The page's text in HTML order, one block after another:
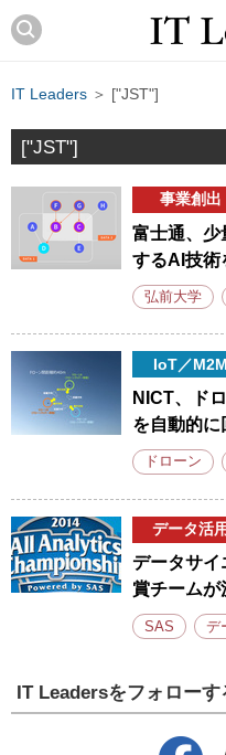
IT Leaders ＞ ["JST"]
["JST"]
事業創出
富士通、少
するAI技術
弘前大学
IoT／M2M
NICT、ド
を自動的
ドローン
データ活用
データサイ
賞チームが
SAS デ
IT Leadersをフォローす